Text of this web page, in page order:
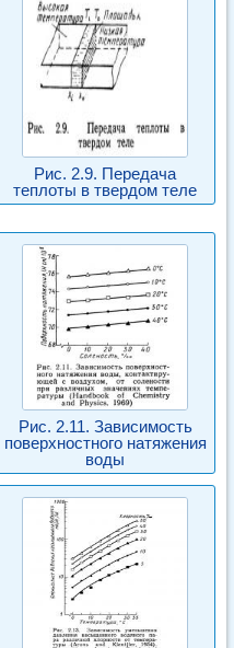
Рис. 2.9. Передача
теплоты в твердом теле
Рис. 2.11. Зависимость
поверхностного натяжения
воды